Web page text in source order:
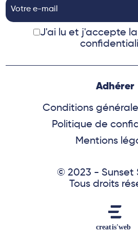
J'ai lu et j'accepte
Adhérer
Conditions
Politique de
Mentions
© 2023 - Sunset
Tous droits